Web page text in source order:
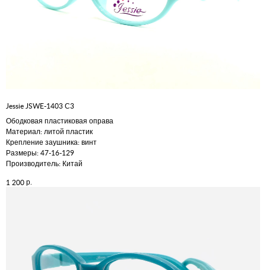
Jessie JSWE-1403 С3
Ободковая пластиковая оправа
Материал: литой пластик
Крепление заушника: винт
Размеры: 47-16-129
Производитель: Китай
1 200р.